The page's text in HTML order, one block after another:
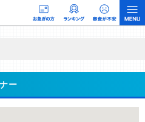
集部の調査／ユーザーへの口コミ収集な
行っています。
ー